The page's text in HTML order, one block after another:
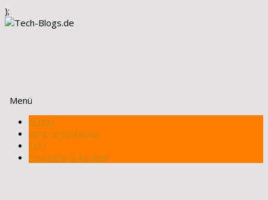
);
Menü
Zum
Inhalt
springen
Artikel
Blog registrieren
FAQ
Produkte & Review